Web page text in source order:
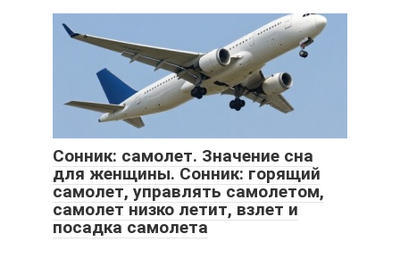
Сонник: самолет. Значение сна
для женщины. Сонник: горящий
самолет, управлять самолетом,
самолет низко летит, взлет и
посадка самолета